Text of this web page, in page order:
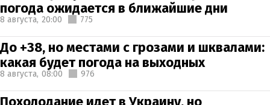
погода ожидается в ближайшие дни
8 августа, 20:00 775
До +38, но местами с грозами и шквалами:
какая будет погода на выходных
8 августа, 08:00 976
Похолодание идет в Украину, но